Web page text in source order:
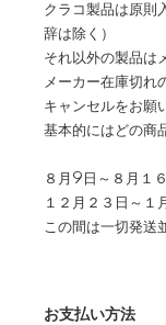
クラコ製品は原則
辞は除く）
それ以外の製品は
メーカー在庫切れ
キャンセルをお願
基本的にはどの商
８月9日～８月１
１２月２３日～１
この間は一切発送
お支払い方法